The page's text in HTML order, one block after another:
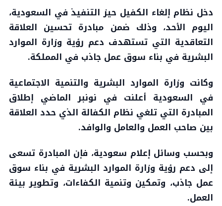
دخل نظام إلغاء الكفيل حيز التنفيذ في السعودية،
اليوم الأحد، وذلك ضمن مبادرة تحسين العلاقة
التعاقدية التي تستهدف دعم رؤية وزارة الموارد
البشرية في بناء سوق عمل جاذب في المملكة.
وكانت وزارة الموارد البشرية والتنمية الاجتماعية
في السعودية أعلنت في نونبر الماضي إطلاق
المبادرة التي تلغي نظام الكفالة الذي حدد العلاقة
بين صاحب العمل والعامل والوافد.
وبحسب وسائل إعلام سعودية، فإن المبادرة تسعى
إلى دعم رؤية وزارة الموارد البشرية في بناء سوق
عمل جاذب، وتمكين وتنمية الكفاءات، وتطوير بيئة
العمل.